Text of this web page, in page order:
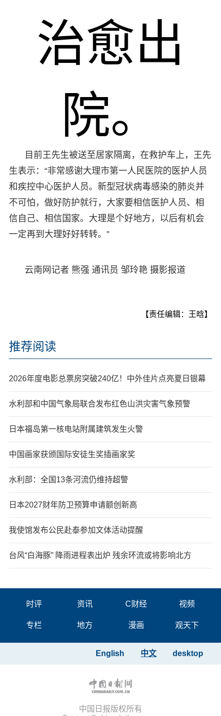
治愈出
院。
目前王先生被送至居家隔离，在救护车上，王先
生表示：“非常感谢大理市第一人民医院的医护人员
和疾控中心医护人员。新型冠状病毒感染的肺炎并
不可怕，做好防护就行，大家要相信医护人员、相
信自己、相信国家。大理是个好地方，以后有机会
一定再到大理好好转转。”
云南网记者 熊强 通讯员 邹玲艳 摄影报道
【责任编辑：王晗】
推荐阅读
2026年度电影总票房突破240亿！中外佳片点亮夏日银幕
水利部和中国气象局联合发布红色山洪灾害气象预警
日本福岛第一核电站附属建筑发生火警
中国画家获颁国际安徒生奖插画家奖
水利部：全国13条河流仍维持超警
日本2027财年防卫预算申请额创新高
我使馆发布公民赴泰参加文体活动提醒
台风“白海豚” 降雨进程表出炉 残余环流或将影响北方
时评 资讯 C财经 视频
专栏 地方 漫画 观天下
desktop
中文
English
中国日报版权所有